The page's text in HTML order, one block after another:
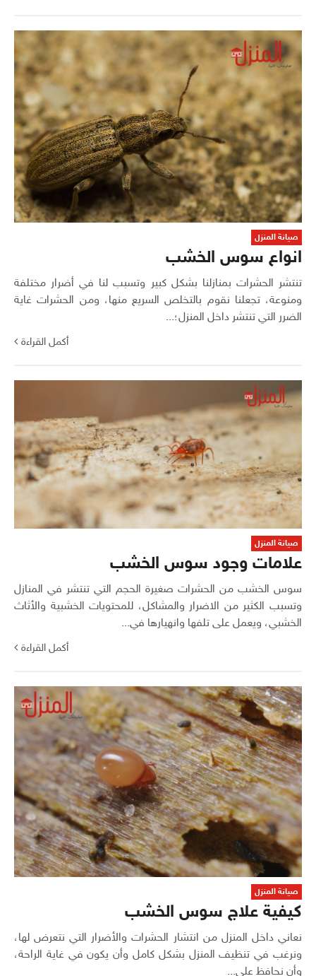
صيانة المنزل
انواع سوس الخشب
تنتشر الحشرات بمنازلنا بشكل كبير وتسبب لنا في أضرار مختلفة
ومنوعة، تجعلنا نقوم بالتخلص السريع منها، ومن الحشرات غاية
الضرر التي تنتشر داخل المنزل؛...
أكمل القراءة
صيانة المنزل
علامات وجود سوس الخشب
سوس الخشب من الحشرات صغيرة الحجم التي تنتشر في المنازل
وتسبب الكثير من الاضرار والمشاكل، للمحتويات الخشبية والأثاث
الخشبي، ويعمل على تلفها وانهيارها في...
أكمل القراءة
صيانة المنزل
كيفية علاج سوس الخشب
نعاني داخل المنزل من انتشار الحشرات والأضرار التي نتعرض لها،
ونرغب في تنظيف المنزل بشكل كامل وأن يكون في غاية الراحة،
وأن نحافظ على...